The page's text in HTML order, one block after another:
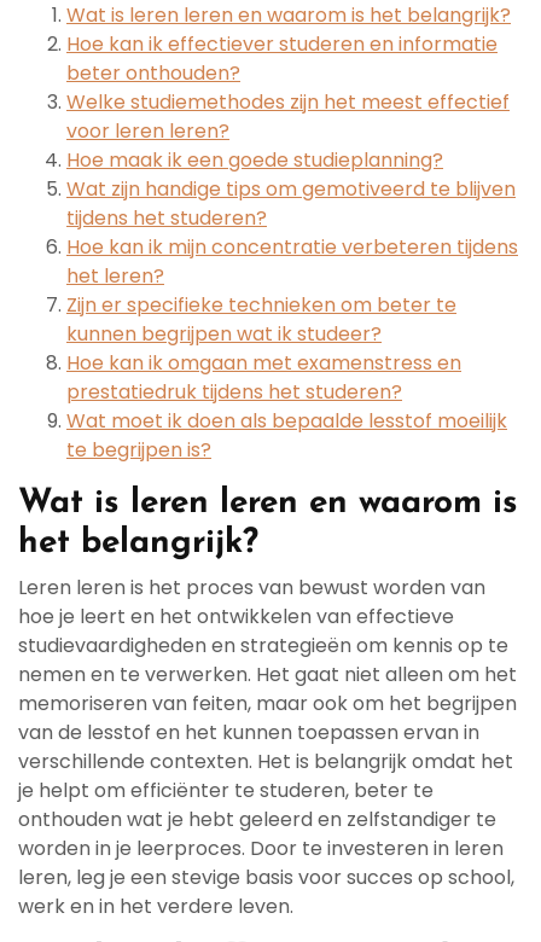
Wat is leren leren en waarom is het belangrijk?
Hoe kan ik effectiever studeren en informatie
beter onthouden?
Welke studiemethodes zijn het meest effectief
voor leren leren?
Hoe maak ik een goede studieplanning?
Wat zijn handige tips om gemotiveerd te blijven
tijdens het studeren?
Hoe kan ik mijn concentratie verbeteren tijdens
het leren?
Zijn er specifieke technieken om beter te
kunnen begrijpen wat ik studeer?
Hoe kan ik omgaan met examenstress en
prestatiedruk tijdens het studeren?
Wat moet ik doen als bepaalde lesstof moeilijk
te begrijpen is?
Wat is leren leren en waarom is
het belangrijk?
Leren leren is het proces van bewust worden van
hoe je leert en het ontwikkelen van effectieve
studievaardigheden en strategieën om kennis op te
nemen en te verwerken. Het gaat niet alleen om het
memoriseren van feiten, maar ook om het begrijpen
van de lesstof en het kunnen toepassen ervan in
verschillende contexten. Het is belangrijk omdat het
je helpt om efficiënter te studeren, beter te
onthouden wat je hebt geleerd en zelfstandiger te
worden in je leerproces. Door te investeren in leren
leren, leg je een stevige basis voor succes op school,
werk en in het verdere leven.